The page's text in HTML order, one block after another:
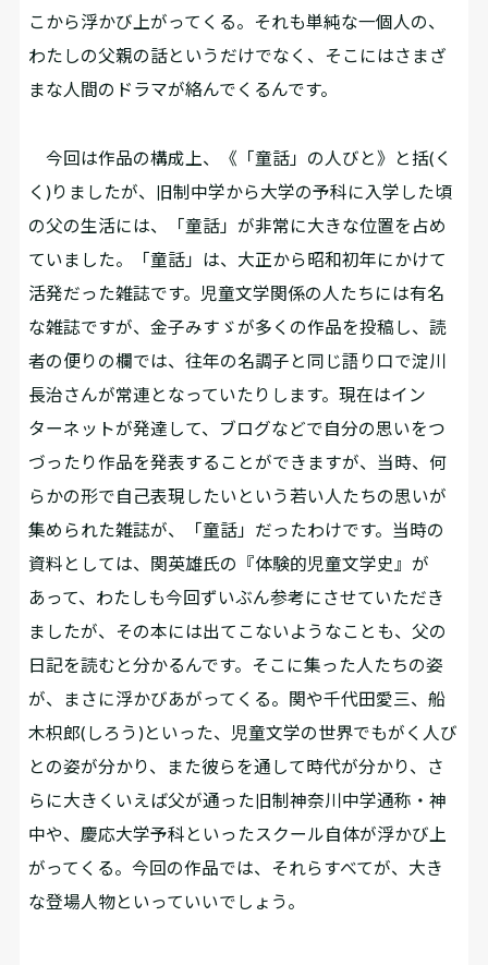
こから浮かび上がってくる。それも単純な一個人の、
わたしの父親の話というだけでなく、そこにはさまざ
まな人間のドラマが絡んでくるんです。
今回は作品の構成上、《「童話」の人びと》と括(く
く)りましたが、旧制中学から大学の予科に入学した頃
の父の生活には、「童話」が非常に大きな位置を占め
ていました。「童話」は、大正から昭和初年にかけて
活発だった雑誌です。児童文学関係の人たちには有名
な雑誌ですが、金子みすゞが多くの作品を投稿し、読
者の便りの欄では、往年の名調子と同じ語り口で淀川
長治さんが常連となっていたりします。――現在はイン
ターネットが発達して、ブログなどで自分の思いをつ
づったり作品を発表することができますが、当時、何
らかの形で自己表現したいという若い人たちの思いが
集められた雑誌が、「童話」だったわけです。当時の
資料としては、関英雄氏の『体験的児童文学史』が
あって、わたしも今回ずいぶん参考にさせていただき
ましたが、その本には出てこないようなことも、父の
日記を読むと分かるんです。そこに集った人たちの姿
が、まさに浮かびあがってくる。関や千代田愛三、船
木枳郎(しろう)といった、児童文学の世界でもがく人び
との姿が分かり、また彼らを通して時代が分かり、さ
らに大きくいえば父が通った旧制神奈川中学――通称・神
中や、慶応大学予科といったスクール自体が浮かび上
がってくる。今回の作品では、それらすべてが、大き
な登場人物といっていいでしょう。